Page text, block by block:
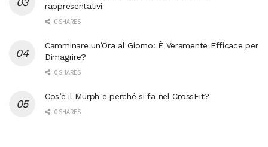
rappresentativi
0 SHARES
Camminare un’Ora al Giorno: È Veramente Efficace per
Dimagrire?
0 SHARES
Cos’è il Murph e perché si fa nel CrossFit?
0 SHARES